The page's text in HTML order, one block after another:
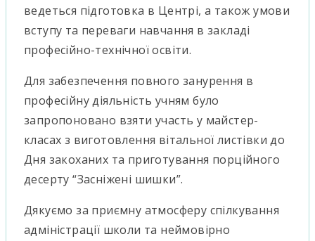
ведеться підготовка в Центрі, а також умови
вступу та переваги навчання в закладі
професійно-технічної освіти.
Для забезпечення повного занурення в
професійну діяльність учням було
запропоновано взяти участь у майстер-
класах з виготовлення вітальної листівки до
Дня закоханих та приготування порційного
десерту “Засніжені шишки”.
Дякуємо за приємну атмосферу спілкування
адміністрації школи та неймовірно